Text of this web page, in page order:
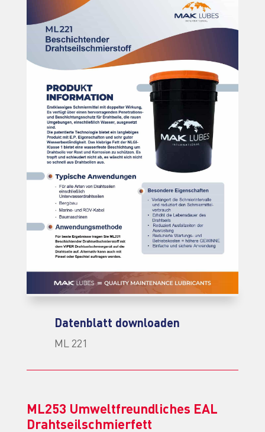
Datenblatt downloaden
ML 221
ML253 Umweltfreundliches EAL
Drahtseilschmierfett